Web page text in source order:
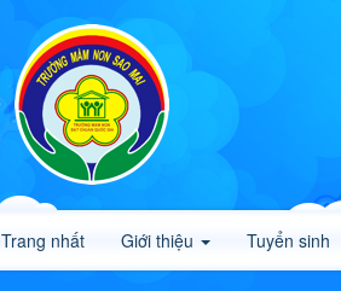
Trang nhất Giới thiệu Tuyển sinh